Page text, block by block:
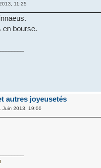
11:25
en bourse.
autres joyeusetés
Juin 2013, 19:00